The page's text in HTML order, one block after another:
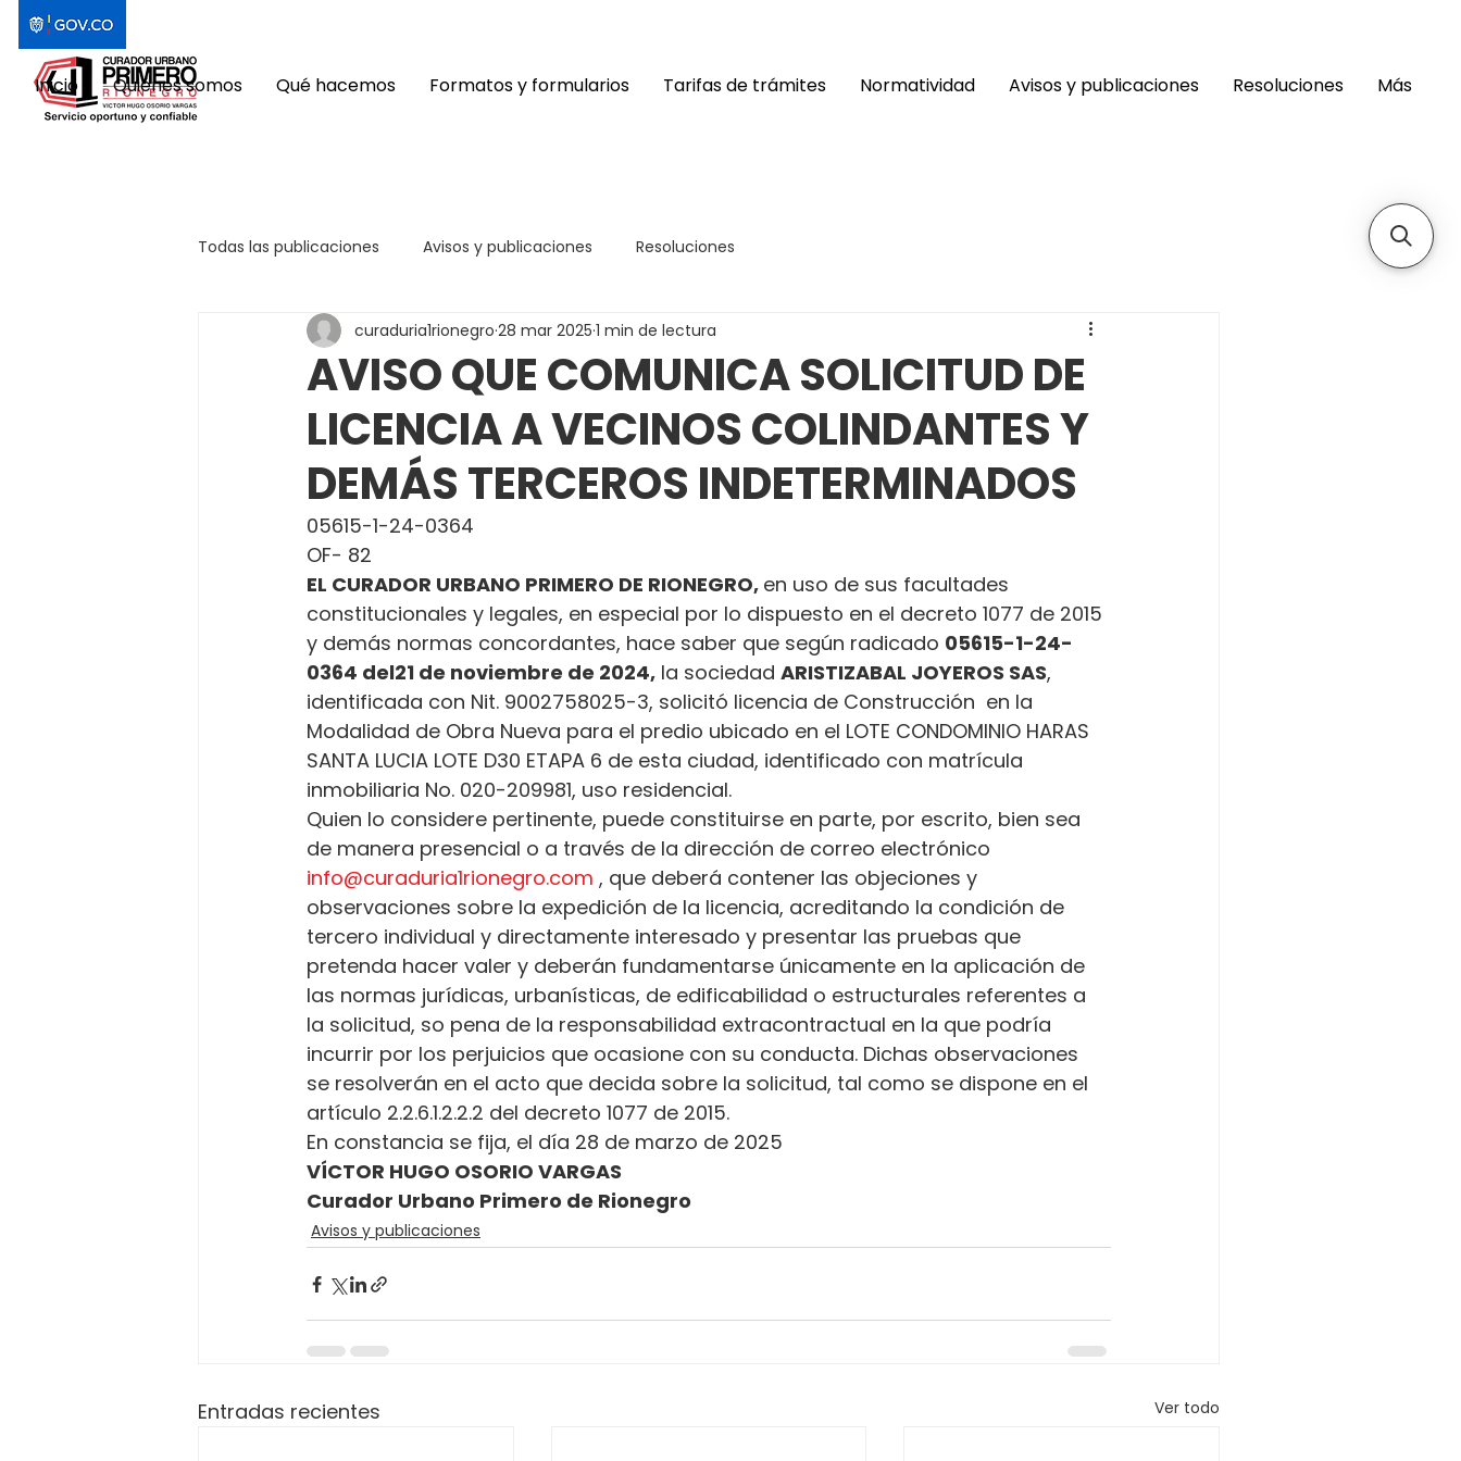
Inicio Quiénes somos Qué hacemos Formatos y formularios Tarifas de trámites Normatividad Avisos y publicaciones Resoluciones Más
Todas las publicaciones Avisos y publicaciones Resoluciones
AVISO QUE COMUNICA SOLICITUD DE
LICENCIA A VECINOS COLINDANTES Y
DEMÁS TERCEROS INDETERMINADOS
curaduria1rionegro 28 mar 2025 1 min de lectura
05615-1-24-0364
OF- 82
EL CURADOR URBANO PRIMERO DE RIONEGRO, en uso de sus facultades
constitucionales y legales, en especial por lo dispuesto en el decreto 1077 de 2015
y demás normas concordantes, hace saber que según radicado 05615-1-24-
0364 del21 de noviembre de 2024, la sociedad ARISTIZABAL JOYEROS SAS,
identificada con Nit. 9002758025-3, solicitó licencia de Construcción  en la
Modalidad de Obra Nueva para el predio ubicado en el LOTE CONDOMINIO HARAS
SANTA LUCIA LOTE D30 ETAPA 6 de esta ciudad, identificado con matrícula
inmobiliaria No. 020-209981, uso residencial.
Quien lo considere pertinente, puede constituirse en parte, por escrito, bien sea
de manera presencial o a través de la dirección de correo electrónico
info@curaduria1rionegro.com , que deberá contener las objeciones y
observaciones sobre la expedición de la licencia, acreditando la condición de
tercero individual y directamente interesado y presentar las pruebas que
pretenda hacer valer y deberán fundamentarse únicamente en la aplicación de
las normas jurídicas, urbanísticas, de edificabilidad o estructurales referentes a
la solicitud, so pena de la responsabilidad extracontractual en la que podría
incurrir por los perjuicios que ocasione con su conducta. Dichas observaciones
se resolverán en el acto que decida sobre la solicitud, tal como se dispone en el
artículo 2.2.6.1.2.2.2 del decreto 1077 de 2015.
En constancia se fija, el día 28 de marzo de 2025
VÍCTOR HUGO OSORIO VARGAS
Curador Urbano Primero de Rionegro
Avisos y publicaciones
Entradas recientes Ver todo